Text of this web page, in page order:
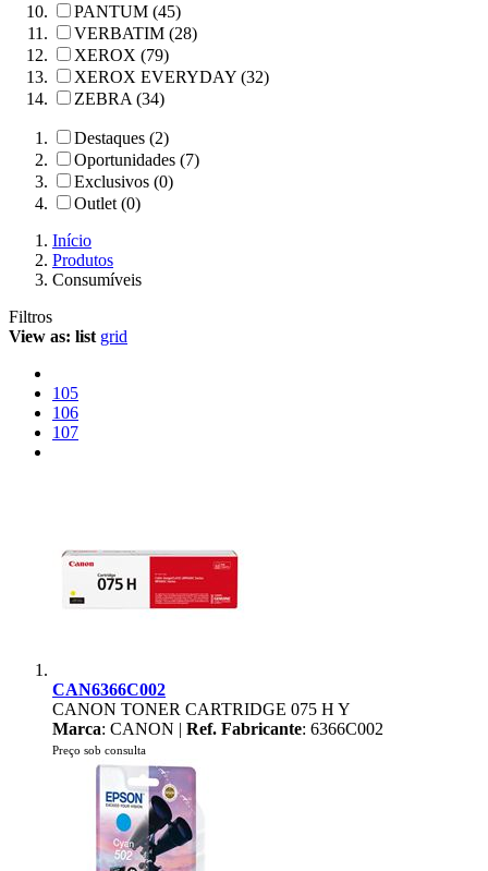
PANTUM (45)
VERBATIM (28)
XEROX (79)
XEROX EVERYDAY (32)
ZEBRA (34)
Destaques (2)
Oportunidades (7)
Exclusivos (0)
Outlet (0)
Início
Produtos
Consumíveis
Filtros
View as: list grid
105
106
107
CAN6366C002
CANON TONER CARTRIDGE 075 H Y
Marca: CANON | Ref. Fabricante: 6366C002
Preço sob consulta